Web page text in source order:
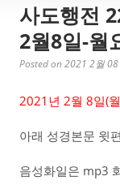
사도행전
2월8일-월
Posted on 2021 2월 08
2021년 2월 8일(
아래 성경본문 윗
음성화일은 mp3